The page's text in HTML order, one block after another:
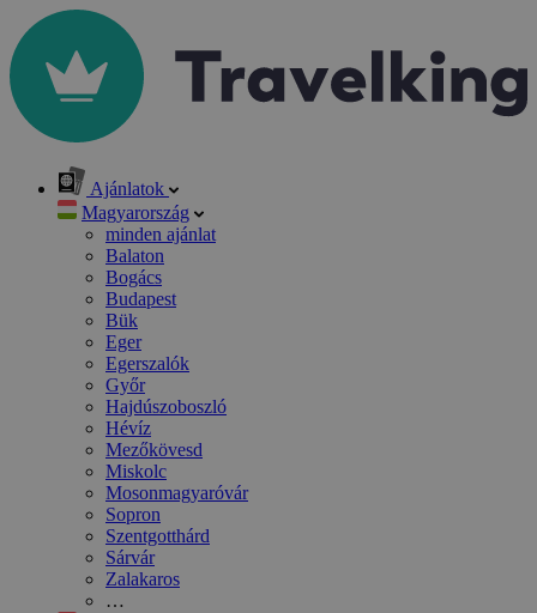
Ajánlatok
Magyarország
minden ajánlat
Balaton
Bogács
Budapest
Bük
Eger
Egerszalók
Győr
Hajdúszoboszló
Hévíz
Mezőkövesd
Miskolc
Mosonmagyaróvár
Sopron
Szentgotthárd
Sárvár
Zalakaros
…